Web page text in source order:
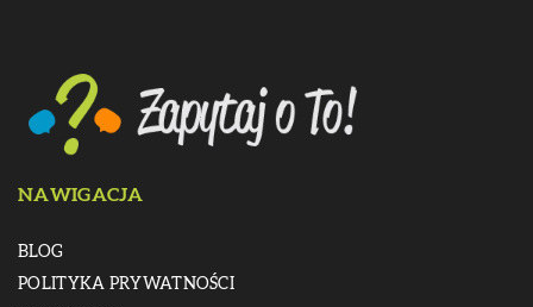
NAWIGACJA
BLOG
POLITYKA PRYWATNOŚCI